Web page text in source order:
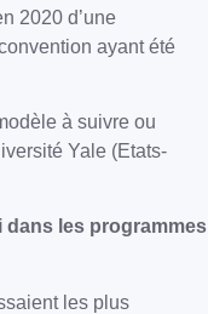
2020 d’une
ayant été
à suivre ou
Yale (Etats-
dans les programmes
les plus